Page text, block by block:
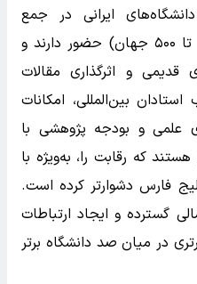
ایرانی در جمع
برترین‌های منطقه (حدود ۳۰۰ تا ۵۰۰ جهان) حضور دارند و
قدیمی و اثرگذاری مقالات
بین‌المللی، امکانات
علمی و بودجه پژوهشی با
که رقابت را، به‌ویژه با
فارس دشوارتر کرده است.
گسترده و ایجاد ارتباطات
در میان صد دانشگاه برتر